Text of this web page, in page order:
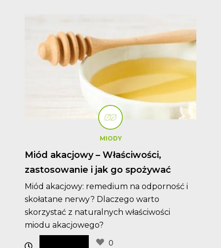
MIODY
Miód akacjowy – Właściwości,
zastosowanie i jak go spożywać
Miód akacjowy: remedium na odporność i
skołatane nerwy? Dlaczego warto
skorzystać z naturalnych właściwości
miodu akacjowego?
0